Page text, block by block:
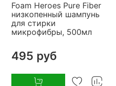
Foam Heroes Pure Fiber
низкопенный шампунь
для стирки
микрофибры, 500мл
495 руб